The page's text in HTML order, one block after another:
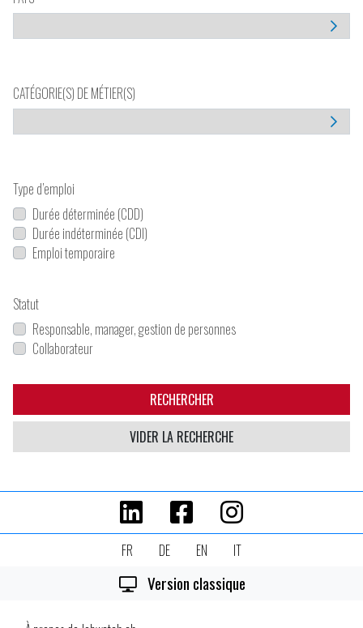
CATÉGORIE(S) DE MÉTIER(S)
Type d’emploi
Durée déterminée (CDD)
Durée indéterminée (CDI)
Emploi temporaire
Statut
Responsable, manager, gestion de personnes
Collaborateur
RECHERCHER
VIDER LA RECHERCHE
FR DE EN IT
Version classique